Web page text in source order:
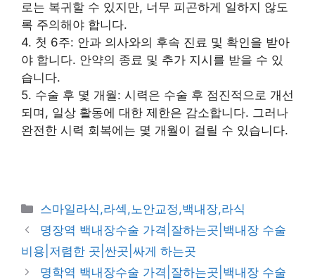
로는 복귀할 수 있지만, 너무 피곤하게 일하지 않도
록 주의해야 합니다.
4. 첫 6주: 안과 의사와의 후속 진료 및 확인을 받아
야 합니다. 안약의 종료 및 추가 지시를 받을 수 있
습니다.
5. 수술 후 몇 개월: 시력은 수술 후 점진적으로 개선
되며, 일상 활동에 대한 제한은 감소합니다. 그러나
완전한 시력 회복에는 몇 개월이 걸릴 수 있습니다.
카
테
고
리
스마일라식,라섹,노안교정,백내장,라식
명장역 백내장수술 가격|잘하는곳|백내장 수술
비용|저렴한 곳|싼곳|싸게 하는곳
명학역 백내장수술 가격|잘하는곳|백내장 수술